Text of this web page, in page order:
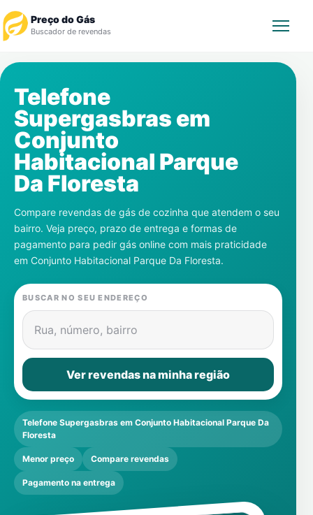
Preço do Gás
Buscador de revendas
Revendedor
Notícias
Cadastre-se
Gás
Contatos
Telefone
Supergasbras em
Conjunto
Habitacional Parque
Da Floresta
Compare revendas de gás de cozinha que atendem o seu
bairro. Veja preço, prazo de entrega e formas de
pagamento para pedir gás online com mais praticidade
em Conjunto Habitacional Parque Da Floresta.
BUSCAR NO SEU ENDEREÇO
Rua, número, bairro
Ver revendas na minha região
Telefone Supergasbras em Conjunto Habitacional Parque Da
Floresta
Menor preço Compare revendas
Pagamento na entrega